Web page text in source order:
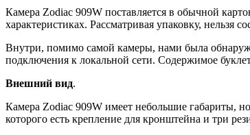
Камера Zodiac 909W поставляется в обычной
характеристиках. Рассматривая упаковку, нельзя
Внутри, помимо самой камеры, нами была
подключения к локальной сети. Содержимое
Внешний вид.
Камера Zodiac 909W имеет небольшие габариты,
которого есть крепление для кронштейна и три